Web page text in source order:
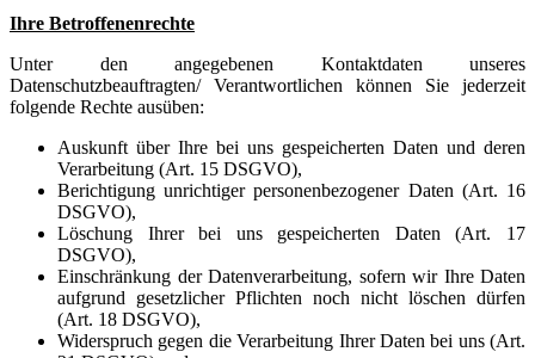
Ihre Betroffenenrechte
Unter den angegebenen Kontaktdaten unseres
Datenschutzbeauftragten/ Verantwortlichen können Sie jederzeit
folgende Rechte ausüben:
Auskunft über Ihre bei uns gespeicherten Daten und deren
Verarbeitung (Art. 15 DSGVO),
Berichtigung unrichtiger personenbezogener Daten (Art. 16
DSGVO),
Löschung Ihrer bei uns gespeicherten Daten (Art. 17
DSGVO),
Einschränkung der Datenverarbeitung, sofern wir Ihre Daten
aufgrund gesetzlicher Pflichten noch nicht löschen dürfen
(Art. 18 DSGVO),
Widerspruch gegen die Verarbeitung Ihrer Daten bei uns (Art.